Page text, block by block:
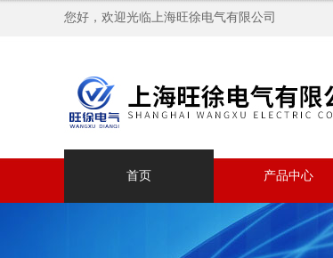
您好，欢迎光临上海旺徐电气有限公司
首页 产品中心